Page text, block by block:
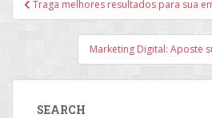
de
Traga melhores resultados para sua
Marketing Digital: Aposte
SEARCH